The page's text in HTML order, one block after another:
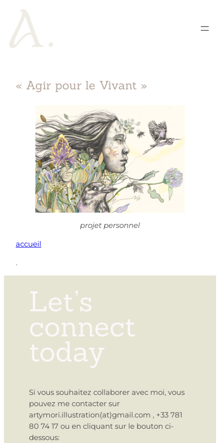
« Agir pour le Vivant »
projet personnel
accueil
.
Let’s
connect
today
Si vous souhaitez collaborer avec moi, vous
pouvez me contacter sur
artymori.illustration(at)gmail.com , +33 781
80 74 17 ou en cliquant sur le bouton ci-
dessous: